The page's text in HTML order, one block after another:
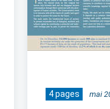
4 pages mai